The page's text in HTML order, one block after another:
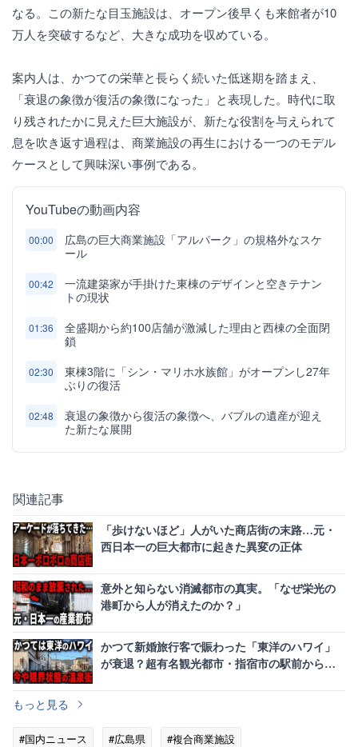
なる。この新たな目玉施設は、オープン後早くも来館者が10
万人を突破するなど、大きな成功を収めている。
案内人は、かつての栄華と長らく続いた低迷期を踏まえ、
「衰退の象徴が復活の象徴になった」と表現した。時代に取
り残されたかに見えた巨大施設が、新たな役割を与えられて
息を吹き返す過程は、商業施設の再生における一つのモデル
ケースとして興味深い事例である。
YouTubeの動画内容
00:00
広島の巨大商業施設「アルパーク」の規格外なスケ
ール
00:42
一流建築家が手掛けた東棟のデザインと空きテナン
トの現状
01:36
全盛期から約100店舗が激減した理由と西棟の全面閉
鎖
02:30
東棟3階に「シン・マリホ水族館」がオープンし27年
ぶりの復活
02:48
衰退の象徴から復活の象徴へ、バブルの遺産が迎え
た新たな展開
関連記事
「歩けないほど」人がいた商店街の末路…元・
西日本一の巨大都市に起きた異変の正体
意外と知らない消滅都市の真実。「なぜ栄光の
港町から人が消えたのか？」
かつて新婚旅行客で賑わった「東洋のハワイ」
が衰退？超有名観光都市・指宿市の駅前から人
もっと見る
#国内ニュース #広島県
#複合商業施設